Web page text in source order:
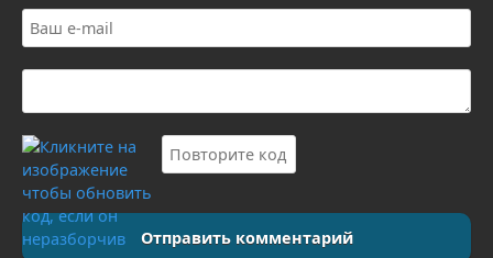
Отправить комментарий